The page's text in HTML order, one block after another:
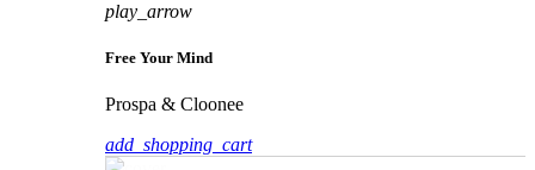
play_arrow
Free Your Mind
Prospa & Cloonee
add_shopping_cart